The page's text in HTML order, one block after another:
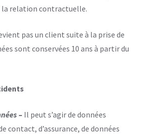
la relation contractuelle.
pas un client suite à la prise de
sont conservées 10 ans à partir du
– Il peut s’agir de données
contact, d’assurance, de données